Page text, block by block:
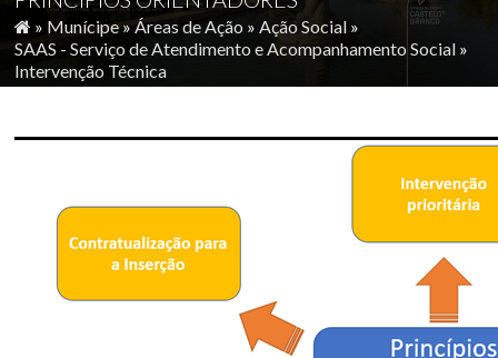
» Munícipe » Áreas de Ação » Ação Social »
SAAS - Serviço de Atendimento e Acompanhamento Social »
Intervenção Técnica